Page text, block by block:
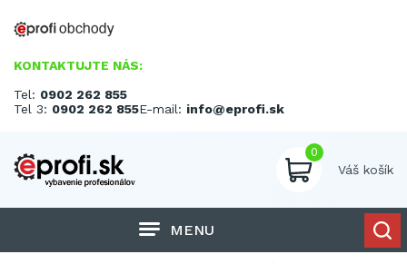
KONTAKTUJTE NÁS:
Tel: 0902 262 855
Tel 3: 0902 262 855E-mail: info@eprofi.sk
0
Váš košík
MENU